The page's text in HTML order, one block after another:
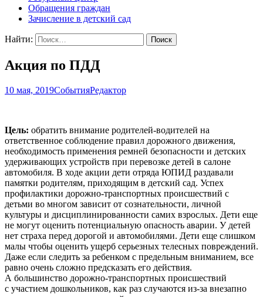
Обращения граждан
Зачисление в детский сад
Найти:
Акция по ПДД
10 мая, 2019СобытияРедактор
Цель: обратить внимание родителей-водителей на
ответственное соблюдение правил дорожного движения,
необходимость применения ремней безопасности и детских
удерживающих устройств при перевозке детей в салоне
автомобиля. В ходе акции дети отряда ЮПИД раздавали
памятки родителям, приходящим в детский сад. Успех
профилактики дорожно-транспортных происшествий с
детьми во многом зависит от сознательности, личной
культуры и дисциплинированности самих взрослых. Дети еще
не могут оценить потенциальную опасность аварии. У детей
нет страха перед дорогой и автомобилями. Дети еще слишком
малы чтобы оценить ущерб серьезных телесных повреждений.
Даже если следить за ребенком с предельным вниманием, все
равно очень сложно предсказать его действия.
А большинство дорожно-транспортных происшествий
с участием дошкольников, как раз случаются из-за внезапно